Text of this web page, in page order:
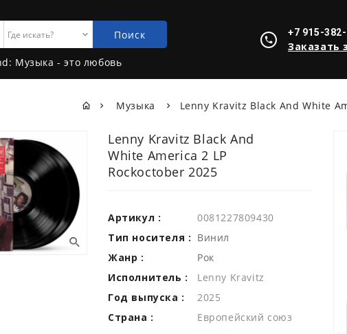
+7 915-
Заказать
Поиск
Музыка - это любовь
Музыка Lenny Kravitz Black And White
Lenny Kravitz Black And
White America 2 LP
Rockoctober 2025
Артикул :
0081227809430
Тип носителя : Винил
Жанр :
Рок
Исполнитель :
Lenny Kravitz
Год выпуска :
2025
Страна :
Европейский союз